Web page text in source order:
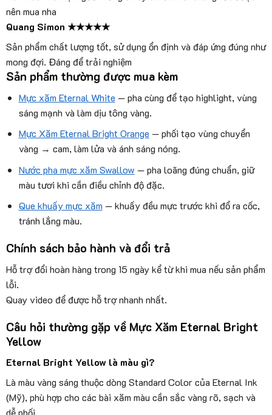
nên mua nha
Quang Simon ★★★★★
Sản phẩm chất lượng tốt, sử dụng ổn định và đáp ứng đúng như
mong đợi. Đáng để trải nghiệm
Sản phẩm thường được mua kèm
Mực xăm Eternal White — pha cùng để tạo highlight, vùng
sáng mạnh và làm dịu tông vàng.
Mực Xăm Eternal Bright Orange — phối tạo vùng chuyển
vàng → cam, làm lửa và ánh sáng nóng.
Nước pha mực xăm Swallow — pha loãng đúng chuẩn, giữ
màu tươi khi cần điều chỉnh độ đặc.
Que khuấy mực xăm — khuấy đều mực trước khi đổ ra cốc,
tránh lắng màu.
Chính sách bảo hành và đổi trả
Hỗ trợ đổi hoàn hàng trong 15 ngày kể từ khi mua nếu sản phẩm
lỗi.
Quay video để được hỗ trợ nhanh nhất.
Câu hỏi thường gặp về Mực Xăm Eternal Bright
Yellow
Eternal Bright Yellow là màu gì?
Là màu vàng sáng thuộc dòng Standard Color của Eternal Ink
(Mỹ), phù hợp cho các bài xăm màu cần sắc vàng rõ, sạch và
dễ phối.